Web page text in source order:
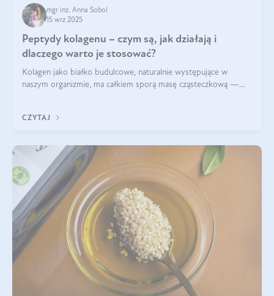
mgr inż. Anna Sobol
15 wrz 2025
Peptydy kolagenu – czym są, jak działają i
dlaczego warto je stosować?
Kolagen jako białko budulcowe, naturalnie występujące w
naszym organizmie, ma całkiem sporą masę cząsteczkową —
bardziej biodostępny
CZYTAJ